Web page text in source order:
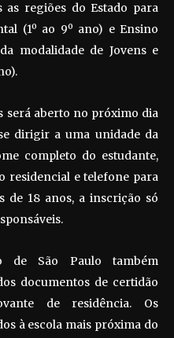
as regiões do Estado para
(1º ao 9º ano) e Ensino
modalidade de Jovens e
será aberto no próximo dia
dirigir a uma unidade da
completo do estudante,
residencial e telefone para
de 18 anos, a inscrição só
de São Paulo também
documentos de certidão
de residência. Os
à escola mais próxima do